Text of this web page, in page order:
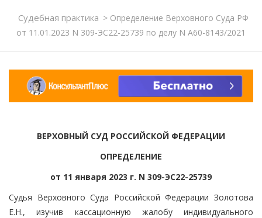
Судебная практика >Определение Верховного Суда РФ
от 11.01.2023 N 309-ЭС22-25739 по делу N А60-8143/2021
ВЕРХОВНЫЙ СУД РОССИЙСКОЙ ФЕДЕРАЦИИ
ОПРЕДЕЛЕНИЕ
от 11 января 2023 г. N 309-ЭС22-25739
Судья Верховного Суда Российской Федерации Золотова
Е.Н., изучив кассационную жалобу индивидуального